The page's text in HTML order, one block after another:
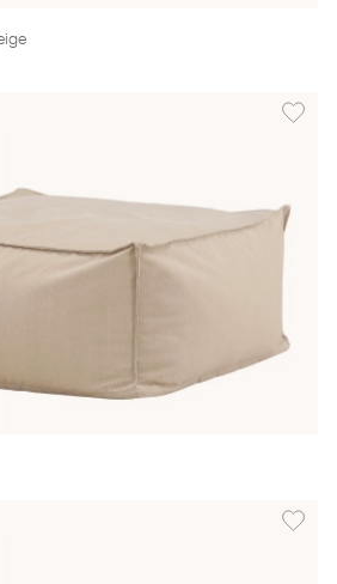
Beige Finns även i dessa färger:
Lägg
Lägg